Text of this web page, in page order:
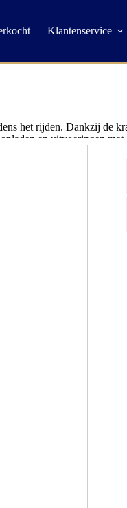
Klantenservice
het rijden. Dankzij de
en uitvoeringen